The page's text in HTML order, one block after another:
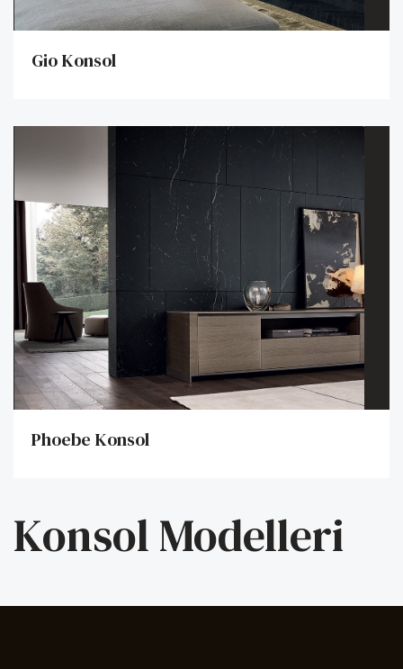
Gio Konsol
Phoebe Konsol
Konsol Modelleri